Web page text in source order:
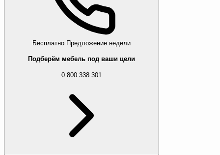
Бесплатно Предложение недели
Подберём мебель под ваши цели
0 800 338 301